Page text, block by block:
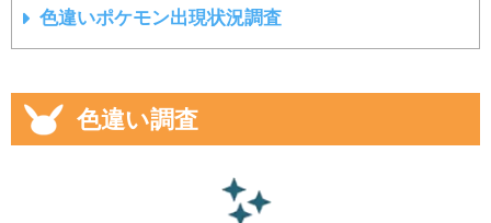
色違いポケモン出現状況調査
色違い調査